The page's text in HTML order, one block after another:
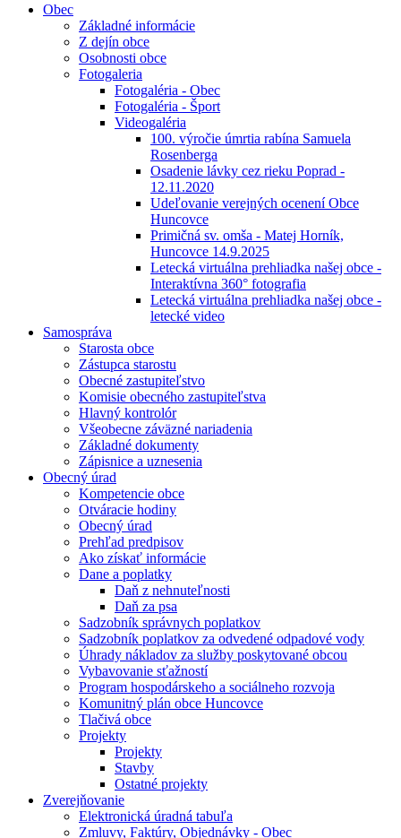
Obec
Základné informácie
Z dejín obce
Osobnosti obce
Fotogaleria
Fotogaléria - Obec
Fotogaléria - Šport
Videogaléria
100. výročie úmrtia rabína Samuela
Rosenberga
Osadenie lávky cez rieku Poprad -
12.11.2020
Udeľovanie verejných ocenení Obce
Huncovce
Primičná sv. omša - Matej Horník,
Huncovce 14.9.2025
Letecká virtuálna prehliadka našej obce -
Interaktívna 360° fotografia
Letecká virtuálna prehliadka našej obce -
letecké video
Samospráva
Starosta obce
Zástupca starostu
Obecné zastupiteľstvo
Komisie obecného zastupiteľstva
Hlavný kontrolór
Všeobecne záväzné nariadenia
Základné dokumenty
Zápisnice a uznesenia
Obecný úrad
Kompetencie obce
Otváracie hodiny
Obecný úrad
Prehľad predpisov
Ako získať informácie
Dane a poplatky
Daň z nehnuteľnosti
Daň za psa
Sadzobník správnych poplatkov
Sadzobník poplatkov za odvedené odpadové vody
Úhrady nákladov za služby poskytované obcou
Vybavovanie sťažností
Program hospodárskeho a sociálneho rozvoja
Komunitný plán obce Huncovce
Tlačivá obce
Projekty
Projekty
Stavby
Ostatné projekty
Zverejňovanie
Elektronická úradná tabuľa
Zmluvy, Faktúry, Objednávky - Obec